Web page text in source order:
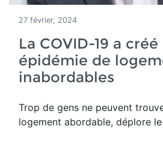
27 février, 2024
La COVID-19 a
épidémie de
inabordables
Trop de gens ne peuvent
logement abordable, déplore